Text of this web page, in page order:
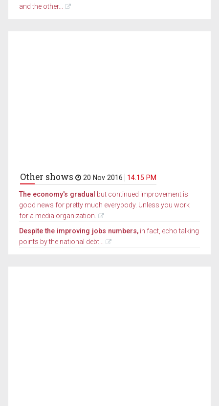
and the other...
Other shows 20 Nov 2016 14.15 PM
The economy's gradual but continued improvement is
good news for pretty much everybody. Unless you work
for a media organization.
Despite the improving jobs numbers, in fact, echo talking
points by the national debt...